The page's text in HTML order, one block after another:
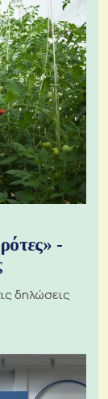
-
δηλώσεις